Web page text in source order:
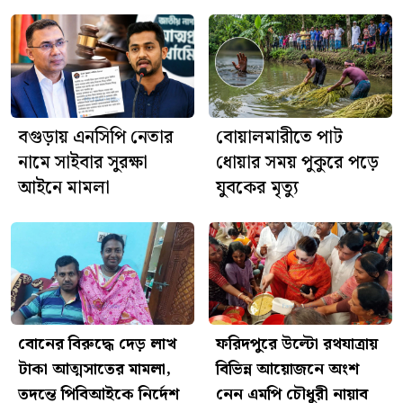
ঘিরে বিতর্ক, মিসরের ক্ষোভ
আজ শ্রীশ্রী জগন্নাথদেবের
রথযাত্রা, ফরিদপুরে দিনব্যাপী নানা
আয়োজন
বগুড়ায় এনসিপি নেতার
নামে সাইবার সুরক্ষা
আইনে মামলা
বোয়ালমারীতে পাট
ধোয়ার সময় পুকুরে পড়ে
যুবকের মৃত্যু
বোনের বিরুদ্ধে দেড় লাখ
টাকা আত্মসাতের মামলা,
তদন্তে পিবিআইকে নির্দেশ
ফরিদপুরে উল্টো রথযাত্রায়
বিভিন্ন আয়োজনে অংশ
নেন এমপি চৌধুরী নায়াব